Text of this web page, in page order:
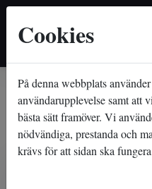
Hem Lediga lägenheter
Örebro - Almby/
Cookies
På denna webbplats
användarupplevelse samt att
bästa sätt framöver. Vi
nödvändiga, prestanda och
krävs för att sidan ska